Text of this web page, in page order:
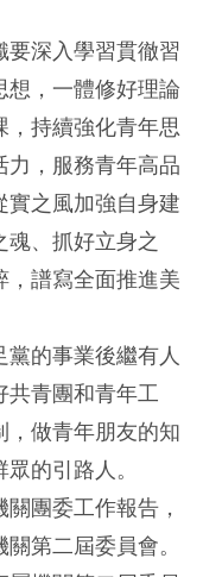
深入學習貫徹習
想，一體修好理論
，持續強化青年思
力，服務青年高品
實之風加強自身建
、抓好立身之
，譜寫全面推進美
的事業後繼有人
共青團和青年工
，做青年朋友的知
的引路人。
團委工作報告，
第二屆委員會。